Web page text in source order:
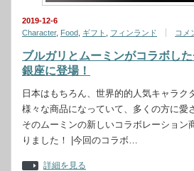
2019-12-6
Character, Food ギフト フィンランド コメ
ブルガリとムーミンがコラボし
銀座に登場！
日本はもちろん、世界的的人気キャラク
様々な商品になっていて、多くの方に愛
そのムーミンの新しいコラボレーション
りました！ |今回のコラボ…
詳細を見る